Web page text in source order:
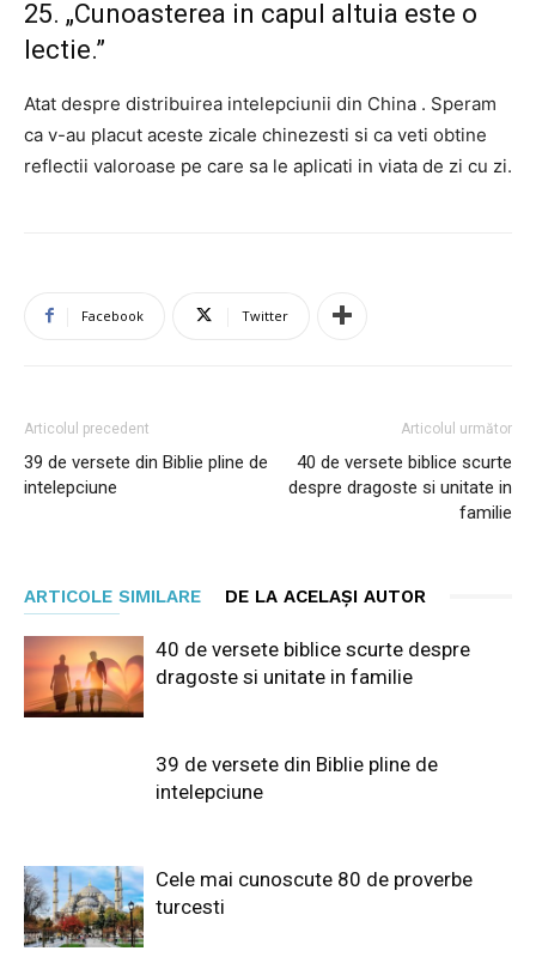
25. „Cunoasterea in capul altuia este o
lectie.”
Atat despre distribuirea intelepciunii din China . Speram
ca v-au placut aceste zicale chinezesti si ca veti obtine
reflectii valoroase pe care sa le aplicati in viata de zi cu zi.
Facebook Twitter
Articolul precedent
39 de versete din Biblie pline de
intelepciune
Articolul următor
40 de versete biblice scurte
despre dragoste si unitate in
familie
ARTICOLE SIMILARE DE LA ACELAȘI AUTOR
40 de versete biblice scurte despre
dragoste si unitate in familie
39 de versete din Biblie pline de
intelepciune
Cele mai cunoscute 80 de proverbe
turcesti